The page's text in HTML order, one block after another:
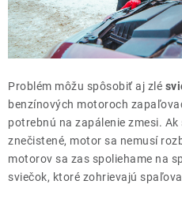
Problém môžu spôsobiť aj zlé
benzínových motoroch
potrebnú na zapálenie zmesi.
znečistené, motor sa nemusí
motorov sa zas spoliehame na
sviečok, ktoré zohrievajú